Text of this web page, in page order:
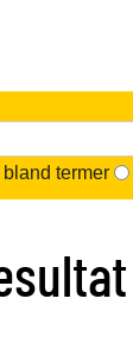
termer